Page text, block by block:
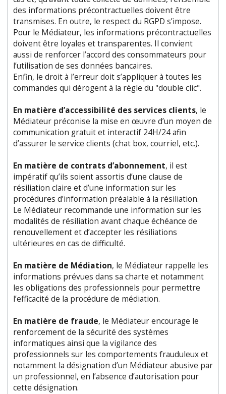
des informations précontractuelles doivent être
transmises. En outre, le respect du RGPD s’impose.
Pour le Médiateur, les informations précontractuelles
doivent être loyales et transparentes. Il convient
aussi de renforcer l’accord des consommateurs pour
l’utilisation de ses données bancaires.
Enfin, le droit à l’erreur doit s’appliquer à toutes les
commandes qui dérogent à la règle du "double clic".
En matière d’accessibilité des services clients, le
Médiateur préconise la mise en œuvre d’un moyen de
communication gratuit et interactif 24H/24 afin
d’assurer le service clients (chat box, courriel, etc.).
En matière de contrats d’abonnement, il est
impératif qu’ils soient assortis d’une clause de
résiliation claire et d’une information sur les
procédures d’information préalable à la résiliation.
Le Médiateur recommande une information sur les
modalités de résiliation avant chaque échéance de
renouvellement et d’accepter les résiliations
ultérieures en cas de difficulté.
En matière de Médiation, le Médiateur rappelle les
informations prévues dans sa charte et notamment
les obligations des professionnels pour permettre
l’efficacité de la procédure de médiation.
En matière de fraude, le Médiateur encourage le
renforcement de la sécurité des systèmes
informatiques ainsi que la vigilance des
professionnels sur les comportements frauduleux et
notamment la désignation d’un Médiateur abusive par
un professionnel, en l’absence d’autorisation pour
cette désignation.